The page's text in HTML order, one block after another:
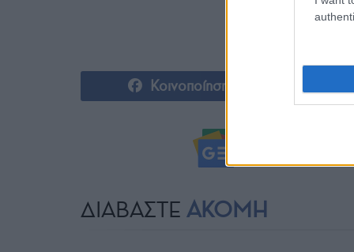
Κοινοποίηση
ΔΙΑΒΑΣΤΕ ΑΚΟΜΗ